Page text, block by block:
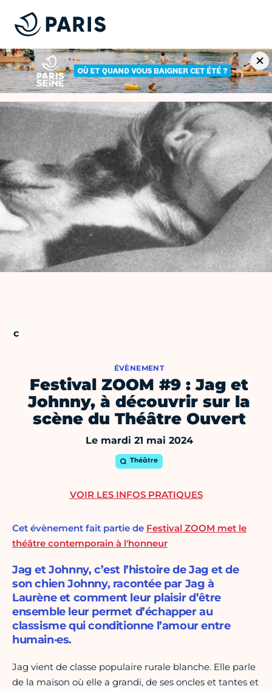
ÉVÈNEMENT
Festival ZOOM #9 : Jag et
Johnny, à découvrir sur la
scène du Théâtre Ouvert
Le mardi 21 mai 2024
Théâtre
Cet évènement fait partie de Festival ZOOM met le
théâtre contemporain à l'honneur
Jag et Johnny, c’est l’histoire de Jag et de
son chien Johnny, racontée par Jag à
Laurène et comment leur plaisir d’être
ensemble leur permet d’échapper au
classisme qui conditionne l’amour entre
humain·es.
Jag vient de classe populaire rurale blanche. Elle parle
de la maison où elle a grandi, de ses oncles et tantes et
VOIR LES INFOS PRATIQUES